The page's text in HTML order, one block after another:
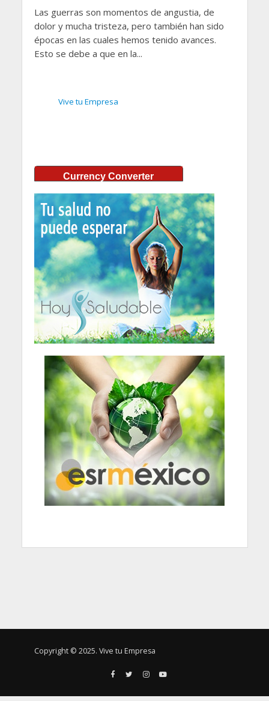
Las guerras son momentos de angustia, de
dolor y mucha tristeza, pero también han sido
épocas en las cuales hemos tenido avances.
Esto se debe a que en la...
Vive tu Empresa
Currency Converter
Copyright © 2025. Vive tu Empresa